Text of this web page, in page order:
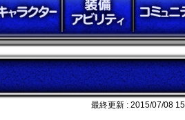
最終更新 : 2015/07/08